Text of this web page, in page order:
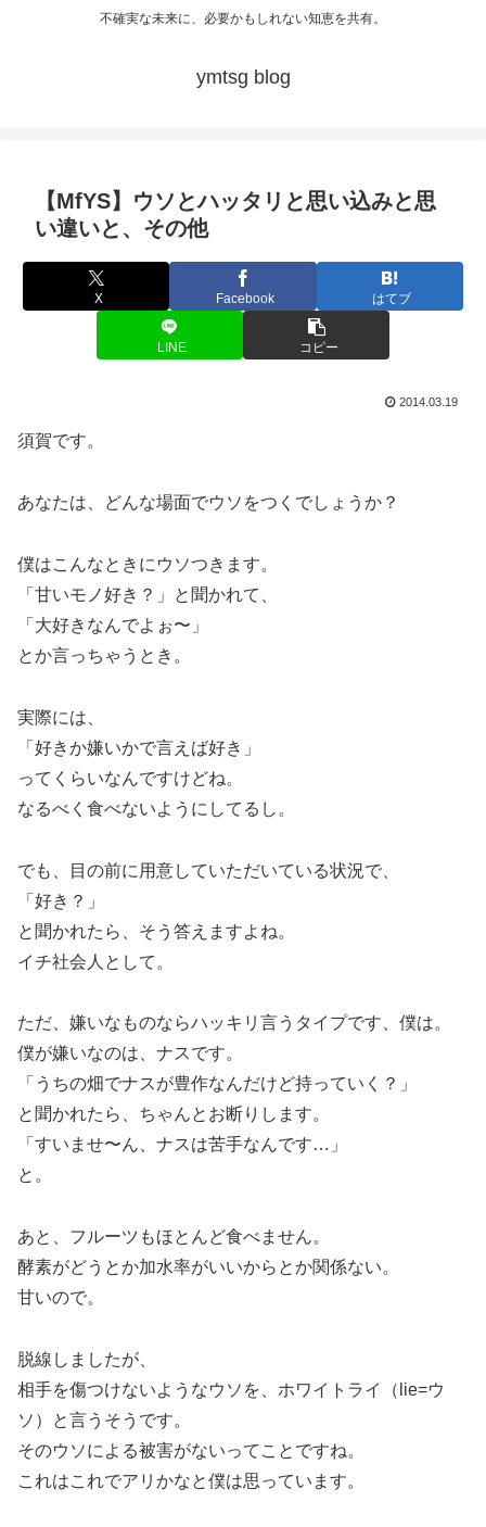
不確実な未来に、必要かもしれない知恵を共有。
ymtsg blog
【MfYS】ウソとハッタリと思い込みと思
い違いと、その他
X Facebook はてブ
LINE コピー
2014.03.19
須賀です。
あなたは、どんな場面でウソをつくでしょうか？
僕はこんなときにウソつきます。
「甘いモノ好き？」と聞かれて、
「大好きなんでよぉ〜」
とか言っちゃうとき。
実際には、
「好きか嫌いかで言えば好き」
ってくらいなんですけどね。
なるべく食べないようにしてるし。
でも、目の前に用意していただいている状況で、
「好き？」
と聞かれたら、そう答えますよね。
イチ社会人として。
ただ、嫌いなものならハッキリ言うタイプです、僕は。
僕が嫌いなのは、ナスです。
「うちの畑でナスが豊作なんだけど持っていく？」
と聞かれたら、ちゃんとお断りします。
「すいませ〜ん、ナスは苦手なんです…」
と。
あと、フルーツもほとんど食べません。
酵素がどうとか加水率がいいからとか関係ない。
甘いので。
脱線しましたが、
相手を傷つけないようなウソを、ホワイトライ（lie=ウ
ソ）と言うそうです。
そのウソによる被害がないってことですね。
これはこれでアリかなと僕は思っています。